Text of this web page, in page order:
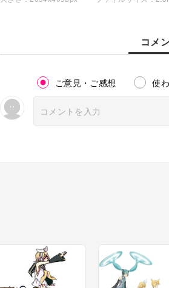
コメ
ご意見・ご感想 使